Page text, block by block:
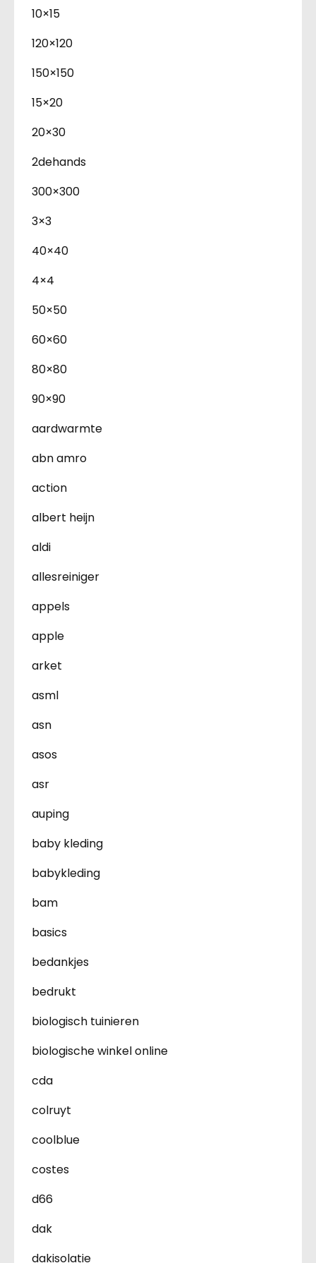
10×15
120×120
150×150
15×20
20×30
2dehands
300×300
3×3
40×40
4×4
50×50
60×60
80×80
90×90
aardwarmte
abn amro
action
albert heijn
aldi
allesreiniger
appels
apple
arket
asml
asn
asos
asr
auping
baby kleding
babykleding
bam
basics
bedankjes
bedrukt
biologisch tuinieren
biologische winkel online
cda
colruyt
coolblue
costes
d66
dak
dakisolatie